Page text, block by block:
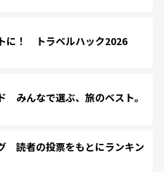
に！ トラベルハック2026
みんなで選ぶ、旅のベスト。
読者の投票をもとにランキン